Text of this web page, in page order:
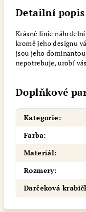
Detailní
Krásně linie
kromě jeho designu
jsou jeho
nepotrebuje, urobí
Doplňkové
Kategorie:
Farba:
Materiál:
Rozmery:
Darčeková